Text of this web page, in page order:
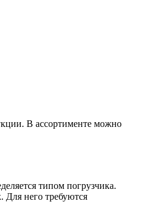
В ассортименте можно
типом погрузчика.
Для него требуются